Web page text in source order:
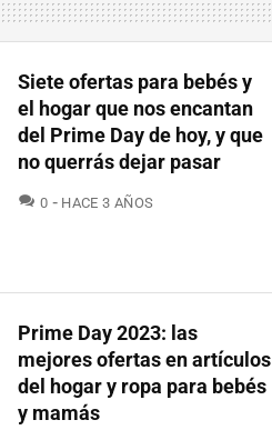
Siete ofertas para bebés y
el hogar que nos encantan
del Prime Day de hoy, y que
no querrás dejar pasar
0 COMENTARIOS
HACE 3 AÑOS
Prime Day 2023: las
mejores ofertas en artículos
del hogar y ropa para bebés
y mamás